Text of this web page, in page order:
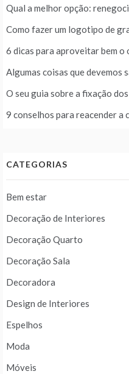
Qual a melhor opção:
Como fazer um logotipo de
6 dicas para aproveitar bem o
Algumas coisas que devemos
O seu guia sobre a fixação
9 conselhos para reacender a
CATEGORIAS
Bem estar
Decoração de Interiores
Decoração Quarto
Decoração Sala
Decoradora
Design de Interiores
Espelhos
Moda
Móveis